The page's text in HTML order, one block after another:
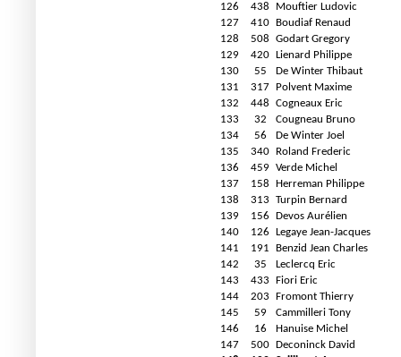
126
438
Mouftier Ludovic
127
410
Boudiaf Renaud
128
508
Godart Gregory
129
420
Lienard Philippe
130
55
De Winter Thibaut
131
317
Polvent Maxime
132
448
Cogneaux Eric
133
32
Cougneau Bruno
134
56
De Winter Joel
135
340
Roland Frederic
136
459 Verde Michel
137
158
Herreman Philippe
138
313
Turpin Bernard
139
156
Devos Aurélien
140
126
Legaye Jean-Jacques
141
191
Benzid Jean Charles
142
35
Leclercq Eric
143
433
Fiori Eric
144
203
Fromont Thierry
145
59
Cammilleri Tony
146
16
Hanuise Michel
147
500
Deconinck David